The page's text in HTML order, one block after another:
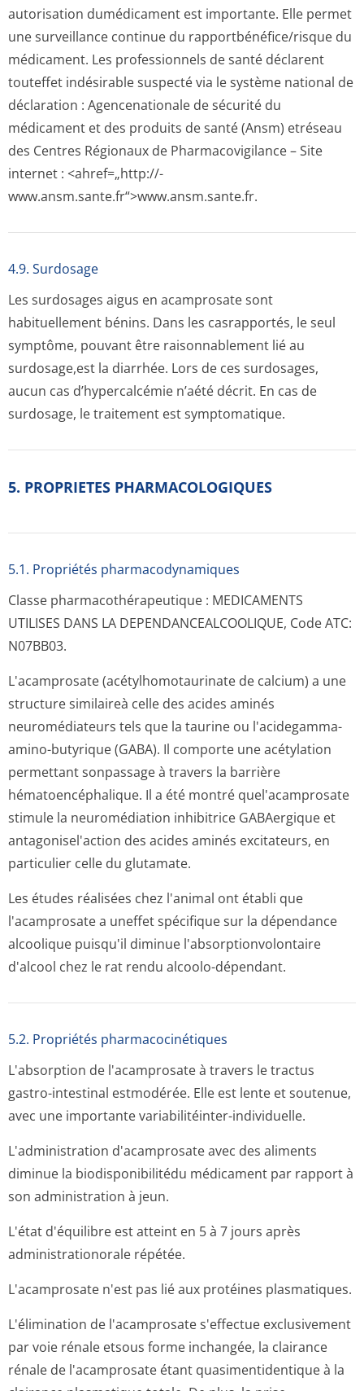
autorisation dumédicament est importante. Elle permet
une surveillance continue du rapportbénéfi­ce/risque du
médicament. Les professionnels de santé déclarent
touteffet indésirable suspecté via le système national de
déclaration : Agencenationale de sécurité du
médicament et des produits de santé (Ansm) etréseau
des Centres Régionaux de Pharmacovigilance – Site
internet : <ahref=„http://­
www.ansm.sante­.fr“>www.ansm­.sante.fr.
4.9. Surdosage
Les surdosages aigus en acamprosate sont
habituellement bénins. Dans les casrapportés, le seul
symptôme, pouvant être raisonnablement lié au
surdosage,est la diarrhée. Lors de ces surdosages,
aucun cas d’hypercalcémie n’aété décrit. En cas de
surdosage, le traitement est symptomatique.
5. PROPRIETES PHARMACOLOGIQUES
5.1. Propriétés pharmacodynami­ques
Classe pharmacothéra­peutique : MEDICAMENTS
UTILISES DANS LA DEPENDANCEALCO­OLIQUE, Code ATC:
N07BB03.
L'acamprosate (acétylhomotau­rinate de calcium) a une
structure similaireà celle des acides aminés
neuromédiateurs tels que la taurine ou l'acidegamma-
amino-butyrique (GABA). Il comporte une acétylation
permettant sonpassage à travers la barrière
hématoencéphalique. Il a été montré quel'acamprosate
stimule la neuromédiation inhibitrice GABAergique et
antagonisel'action des acides aminés excitateurs, en
particulier celle du glutamate.
Les études réalisées chez l'animal ont établi que
l'acamprosate a uneffet spécifique sur la dépendance
alcoolique puisqu'il diminue l'absorptionvo­lontaire
d'alcool chez le rat rendu alcoolo-dépendant.
5.2. Propriétés pharmacocinéti­ques
L'absorption de l'acamprosate à travers le tractus
gastro-intestinal estmodérée. Elle est lente et soutenue,
avec une importante variabilitéinter-individuelle.
L'administration d'acamprosate avec des aliments
diminue la biodisponibilitédu médicament par rapport à
son administration à jeun.
L'état d'équilibre est atteint en 5 à 7 jours après
administrationorale répétée.
L'acamprosate n'est pas lié aux protéines plasmatiques.
L'élimination de l'acamprosate s'effectue exclusivement
par voie rénale etsous forme inchangée, la clairance
rénale de l'acamprosate étant quasimentidentique à la